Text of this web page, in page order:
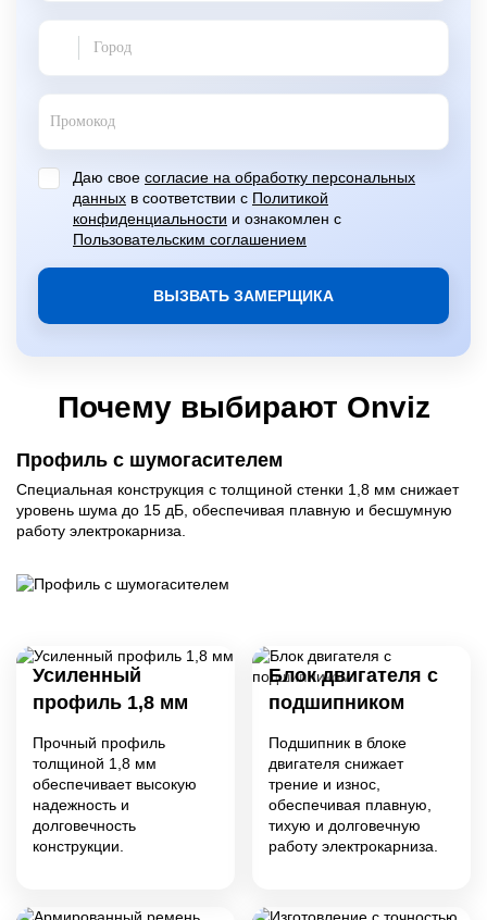
Даю свое согласие на обработку персональных
данных в соответствии с Политикой
конфиденциальности и ознакомлен с
Пользовательским соглашением
ВЫЗВАТЬ ЗАМЕРЩИКА
Почему выбирают Onviz
Профиль с шумогасителем
Специальная конструкция с толщиной стенки 1,8 мм снижает
уровень шума до 15 дБ, обеспечивая плавную и бесшумную
работу электрокарниза.
Усиленный
профиль 1,8 мм
Прочный профиль
толщиной 1,8 мм
обеспечивает высокую
надежность и
долговечность
конструкции.
Блок двигателя с
подшипником
Подшипник в блоке
двигателя снижает
трение и износ,
обеспечивая плавную,
тихую и долговечную
работу электрокарниза.